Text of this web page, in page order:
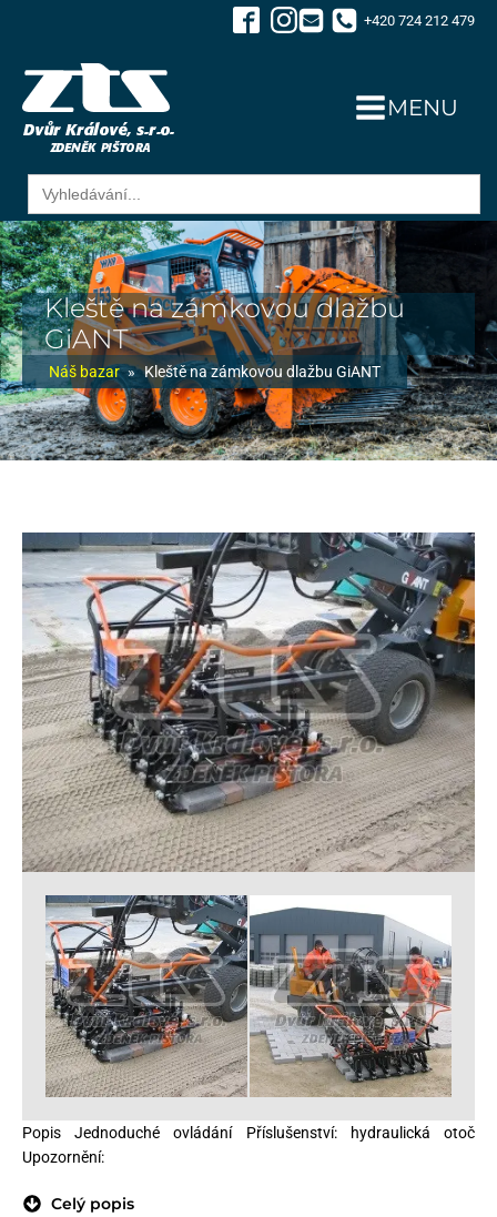
+420 724 212 479
MENU
Search
for:
Kleště na zámkovou dlažbu
GiANT
Náš bazar » Kleště na zámkovou dlažbu GiANT
Popis Jednoduché ovládání Příslušenství: hydraulická otoč
Upozornění:
Celý popis